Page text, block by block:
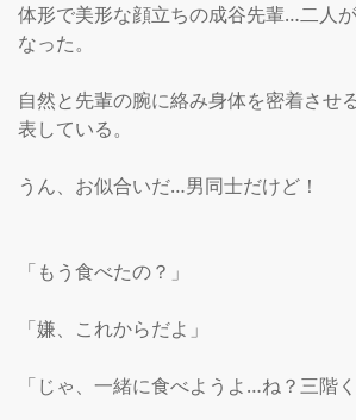
体形で美形な顔立ちの成谷先輩…二人
なった。
自然と先輩の腕に絡み身体を密着させ
表している。
うん、お似合いだ…男同士だけど！
「もう食べたの？」
「嫌、これからだよ」
「じゃ、一緒に食べようよ…ね？三階